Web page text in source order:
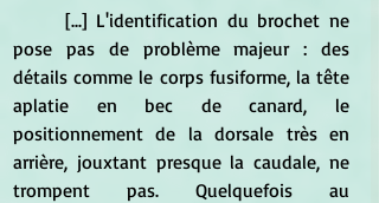
pose pas de problème majeur : des
détails comme le corps fusiforme, la tête
aplatie en bec de canard, le
positionnement de la dorsale très en
arrière, jouxtant presque la caudale, ne
trompent pas. Quelquefois au